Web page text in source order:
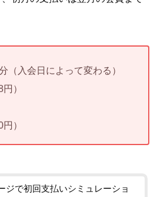
（入会日によって変わる）
）
）
ジで初回支払いシミュレーショ